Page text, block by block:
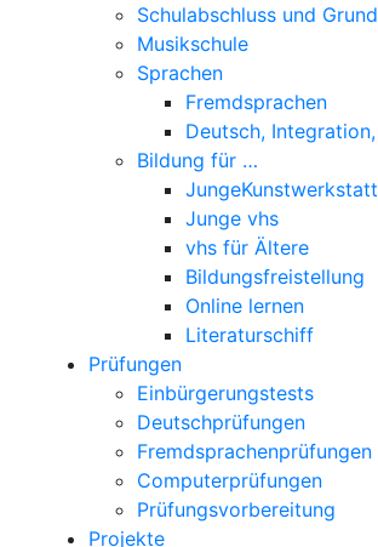
Schulabschluss und
Musikschule
Sprachen
Fremdsprachen
Deutsch,
Bildung für …
JungeKunstwerkstatt
Junge vhs
vhs für Ältere
Bildungsfreistellung
Online lernen
Literaturschiff
Prüfungen
Einbürgerungstests
Deutschprüfungen
Fremdsprachenprüfungen
Computerprüfungen
Prüfungsvorbereitung
Projekte